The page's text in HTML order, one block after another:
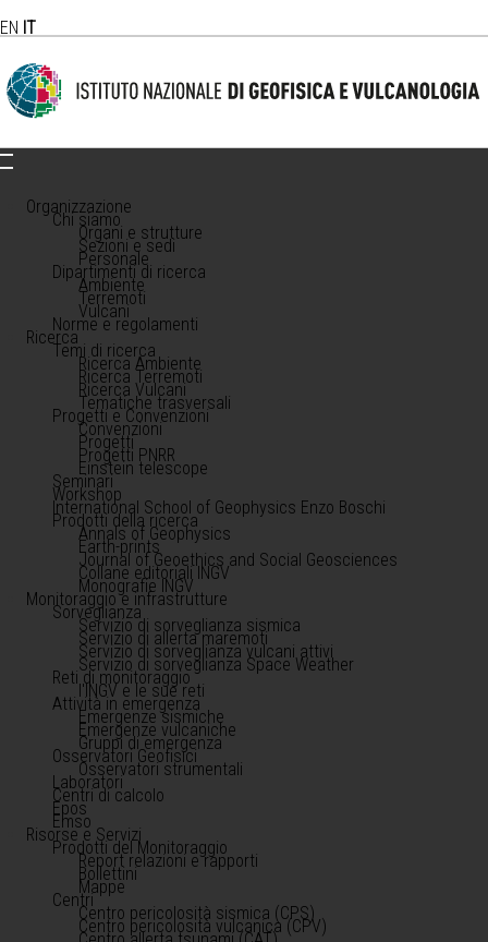
EN IT
Organizzazione
Chi siamo
Organi e strutture
Sezioni e sedi
Personale
Dipartimenti di ricerca
Ambiente
Terremoti
Vulcani
Norme e regolamenti
Ricerca
Temi di ricerca
Ricerca Ambiente
Ricerca Terremoti
Ricerca Vulcani
Tematiche trasversali
Progetti e Convenzioni
Convenzioni
Progetti
Progetti PNRR
Einstein telescope
Seminari
Workshop
International School of Geophysics Enzo Boschi
Prodotti della ricerca
Annals of Geophysics
Earth-prints
Journal of Geoethics and Social Geosciences
Collane editoriali INGV
Monografie INGV
Monitoraggio e infrastrutture
Sorveglianza
Servizio di sorveglianza sismica
Servizio di allerta maremoti
Servizio di sorveglianza vulcani attivi
Servizio di sorveglianza Space Weather
Reti di monitoraggio
l'INGV e le sue reti
Attività in emergenza
Emergenze sismiche
Emergenze vulcaniche
Gruppi di emergenza
Osservatori Geofisici
Osservatori strumentali
Laboratori
Centri di calcolo
Epos
Emso
Risorse e Servizi
Prodotti del Monitoraggio
Report relazioni e rapporti
Bollettini
Mappe
Centri
Centro pericolosità sismica (CPS)
Centro pericolosità vulcanica (CPV)